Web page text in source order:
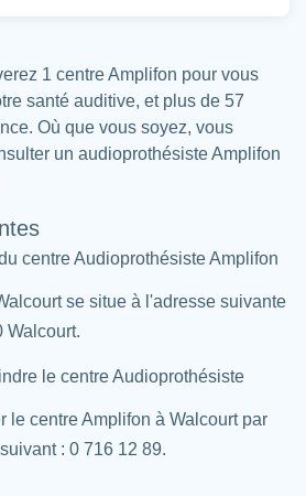
1 centre Amplifon pour vous
santé auditive, et plus de 57
Où que vous soyez, vous
un audioprothésiste Amplifon
centre Audioprothésiste Amplifon
se situe à l'adresse suivante
Walcourt.
le centre Audioprothésiste
le centre Amplifon à Walcourt par
: 0 716 12 89.